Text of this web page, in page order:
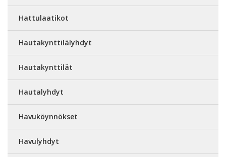
Hattulaatikot
Hautakynttilälyhdyt
Hautakynttilät
Hautalyhdyt
Havuköynnökset
Havulyhdyt